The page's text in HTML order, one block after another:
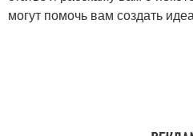
могут помочь вам создать